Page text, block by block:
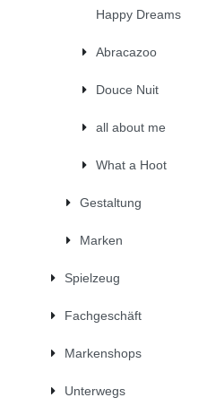
Happy Dreams
Abracazoo
Douce Nuit
all about me
What a Hoot
Gestaltung
Marken
Spielzeug
Fachgeschäft
Markenshops
Unterwegs